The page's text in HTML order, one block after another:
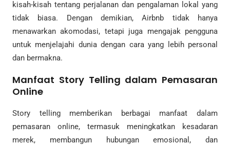
kisah-kisah tentang perjalanan dan pengalaman lokal yang
tidak biasa. Dengan demikian, Airbnb tidak hanya
menawarkan akomodasi, tetapi juga mengajak pengguna
untuk menjelajahi dunia dengan cara yang lebih personal
dan bermakna.
Manfaat Story Telling dalam Pemasaran
Online
Story telling memberikan berbagai manfaat dalam
pemasaran online, termasuk meningkatkan kesadaran
merek, membangun hubungan emosional, dan